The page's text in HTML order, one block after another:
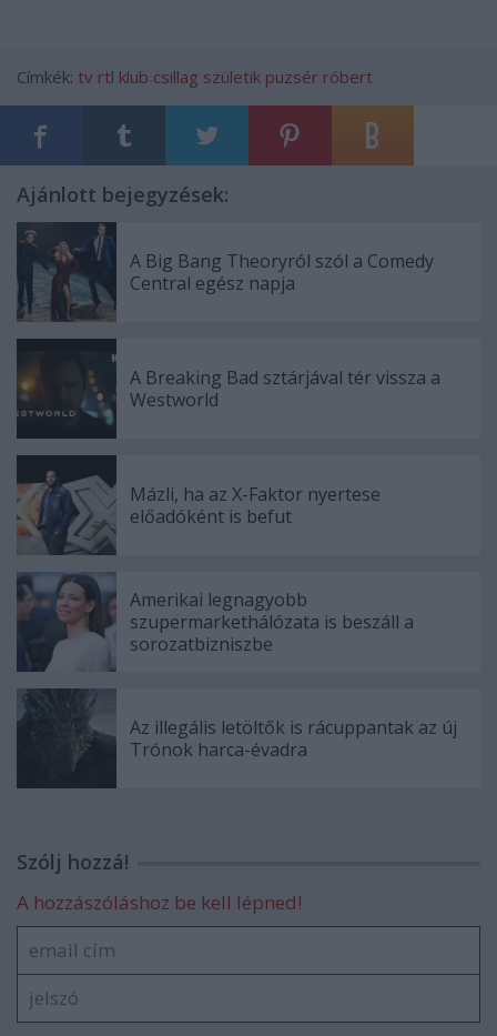
Címkék: tv rtl klub csillag születik puzsér róbert
Ajánlott bejegyzések:
A Big Bang Theoryról szól a Comedy
Central egész napja
A Breaking Bad sztárjával tér vissza a
Westworld
Mázli, ha az X-Faktor nyertese
előadóként is befut
Amerikai legnagyobb
szupermarkethálózata is beszáll a
sorozatbizniszbe
Az illegális letöltők is rácuppantak az új
Trónok harca-évadra
Szólj hozzá!
A hozzászóláshoz be kell lépned!